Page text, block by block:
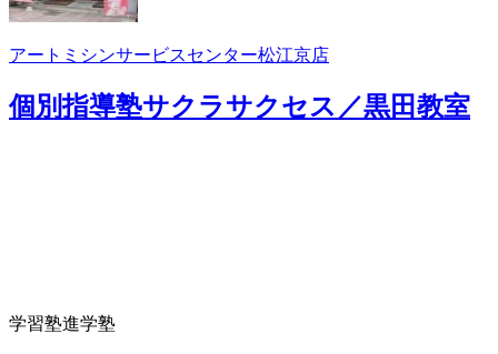
アートミシンサービスセンター松江京店
個別指導塾サクラサクセス／黒田教室
学習塾進学塾